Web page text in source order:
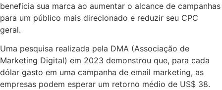
beneficia sua marca ao aumentar o alcance de campanhas
para um público mais direcionado e reduzir seu CPC
geral.
Uma pesquisa realizada pela DMA (Associação de
Marketing Digital) em 2023 demonstrou que, para cada
dólar gasto em uma campanha de email marketing, as
empresas podem esperar um retorno médio de US$ 38.